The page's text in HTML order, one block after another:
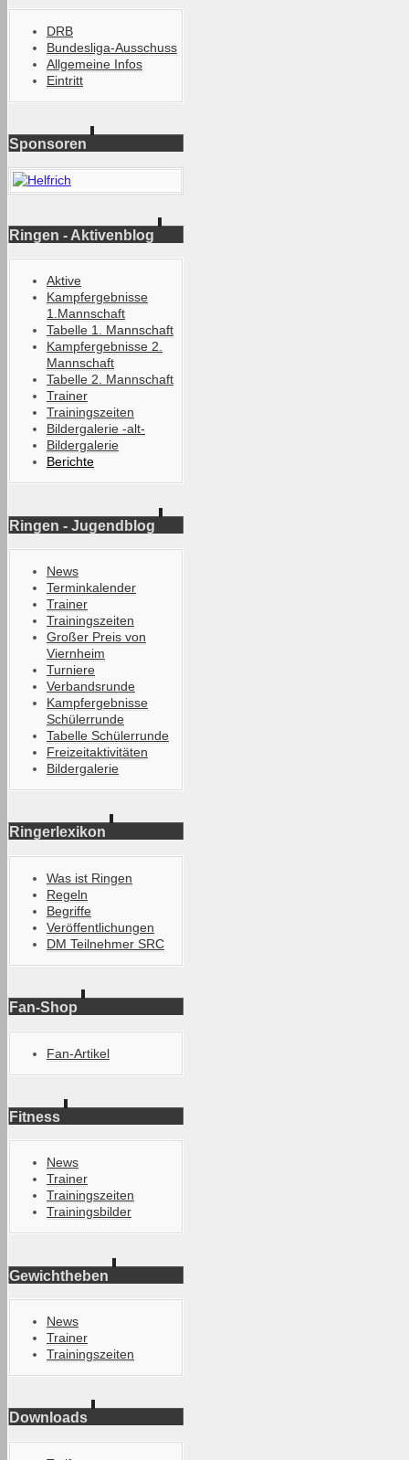
DRB
Bundesliga-Ausschuss
Allgemeine Infos
Eintritt
Sponsoren
Ringen - Aktivenblog
Aktive
Kampfergebnisse
1.Mannschaft
Tabelle 1. Mannschaft
Kampfergebnisse 2.
Mannschaft
Tabelle 2. Mannschaft
Trainer
Trainingszeiten
Bildergalerie -alt-
Bildergalerie
Berichte
Ringen - Jugendblog
News
Terminkalender
Trainer
Trainingszeiten
Großer Preis von
Viernheim
Turniere
Verbandsrunde
Kampfergebnisse
Schülerrunde
Tabelle Schülerrunde
Freizeitaktivitäten
Bildergalerie
Ringerlexikon
Was ist Ringen
Regeln
Begriffe
Veröffentlichungen
DM Teilnehmer SRC
Fan-Shop
Fan-Artikel
Fitness
News
Trainer
Trainingszeiten
Trainingsbilder
Gewichtheben
News
Trainer
Trainingszeiten
Downloads